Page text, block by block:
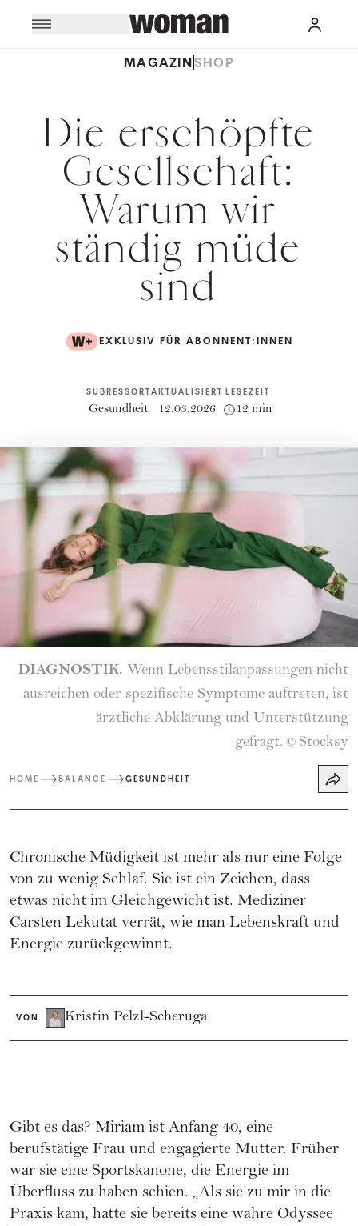
MAGAZINSHOP
Die erschöpfte
Gesellschaft:
Warum wir
ständig müde
sind
EXKLUSIV FÜR ABONNENT:INNEN
SUBRESSORT
Gesundheit
AKTUALISIERT
12.03.2026
LESEZEIT
12 min
DIAGNOSTIK. Wenn Lebensstilanpassungen nicht
ausreichen oder spezifische Symptome auftreten, ist
ärztliche Abklärung und Unterstützung
gefragt. © Stocksy
HOME BALANCE GESUNDHEIT
Chronische Müdigkeit ist mehr als nur eine Folge
von zu wenig Schlaf. Sie ist ein Zeichen, dass
etwas nicht im Gleichgewicht ist. Mediziner
Carsten Lekutat verrät, wie man Lebenskraft und
Energie zurückgewinnt.
VON Kristin Pelzl-Scheruga
Gibt es das? Miriam ist Anfang 40, eine
berufstätige Frau und engagierte Mutter. Früher
war sie eine Sportskanone, die Energie im
Überfluss zu haben schien. „Als sie zu mir in die
Praxis kam, hatte sie bereits eine wahre Odyssee